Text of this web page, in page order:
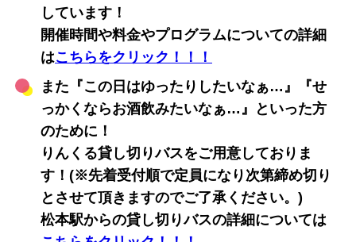
しています！
開催時間や料金やプログラムについての詳細
はこちらをクリック！！！
また『この日はゆったりしたいなぁ…』『せ
っかくならお酒飲みたいなぁ…』といった方
のために！
りんくる貸し切りバスをご用意しておりま
す！(※先着受付順で定員になり次第締め切り
とさせて頂きますのでご了承ください。)
松本駅からの貸し切りバスの詳細については